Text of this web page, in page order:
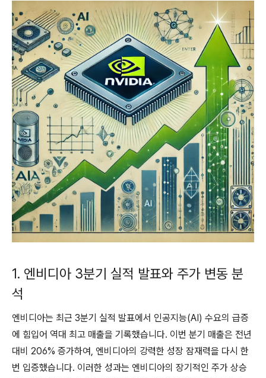
1. 엔비디아 3분기 실적 발표와 주가 변동 분
석
엔비디아는 최근 3분기 실적 발표에서 인공지능(AI) 수요의 급증
에 힘입어 역대 최고 매출을 기록했습니다. 이번 분기 매출은 전년
대비 206% 증가하여, 엔비디아의 강력한 성장 잠재력을 다시 한
번 입증했습니다. 이러한 성과는 엔비디아의 장기적인 주가 상승